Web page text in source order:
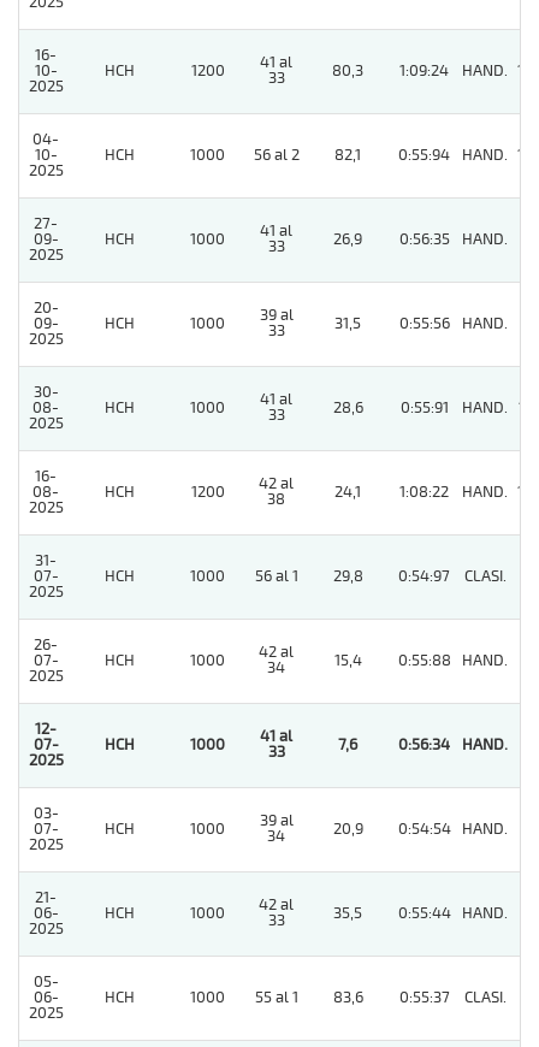
16-
10-
2025
HCH 1200
41 al
33
80,3 1:09:24 HAND. 10
04-
10-
2025
HCH 1000 56 al 2 82,1 0:55:94 HAND. 14
27-
09-
2025
HCH 1000
41 al
33
26,9 0:56:35 HAND.
20-
09-
2025
HCH 1000
39 al
33
31,5 0:55:56 HAND.
30-
08-
2025
HCH 1000
41 al
33
28,6 0:55:91 HAND. 12
16-
08-
2025
HCH 1200
42 al
38
24,1 1:08:22 HAND. 10
31-
07-
2025
HCH 1000 56 al 1 29,8 0:54:97 CLASI.
26-
07-
2025
HCH 1000
42 al
34
15,4 0:55:88 HAND.
12-
07-
2025
HCH 1000
41 al
33
7,6 0:56:34 HAND.
03-
07-
2025
HCH 1000
39 al
34
20,9 0:54:54 HAND.
21-
06-
2025
HCH 1000
42 al
33
35,5 0:55:44 HAND.
05-
06-
2025
HCH 1000 55 al 1 83,6 0:55:37 CLASI.